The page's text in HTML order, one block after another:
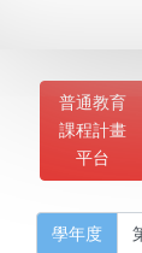
普通教育
課程計畫
平台
學年度